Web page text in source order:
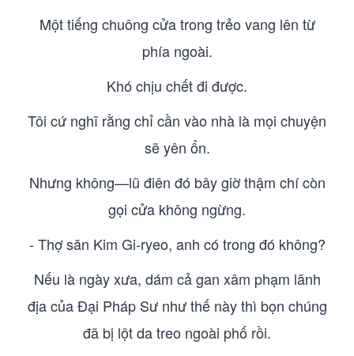
Một tiếng chuông cửa trong trẻo vang lên từ
phía ngoài.
Khó chịu chết đi được.
Tôi cứ nghĩ rằng chỉ cần vào nhà là mọi chuyện
sẽ yên ổn.
Nhưng không—lũ điên đó bây giờ thậm chí còn
gọi cửa không ngừng.
- Thợ săn Kim Gi-ryeo, anh có trong đó không?
Nếu là ngày xưa, dám cả gan xâm phạm lãnh
địa của Đại Pháp Sư như thế này thì bọn chúng
đã bị lột da treo ngoài phố rồi.